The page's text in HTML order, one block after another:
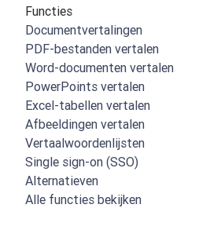
Functies
Documentvertalingen
PDF-bestanden vertalen
Word-documenten vertalen
PowerPoints vertalen
Excel-tabellen vertalen
Afbeeldingen vertalen
Vertaalwoordenlijsten
Single sign-on (SSO)
Alternatieven
Alle functies bekijken